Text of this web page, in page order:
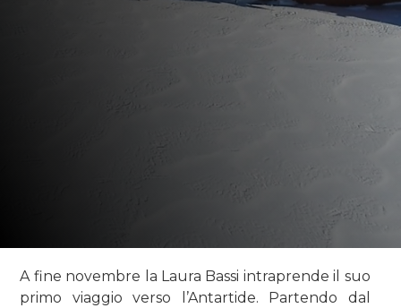
A fine novembre la Laura Bassi intraprende il suo
primo viaggio verso l’Antartide. Partendo dal